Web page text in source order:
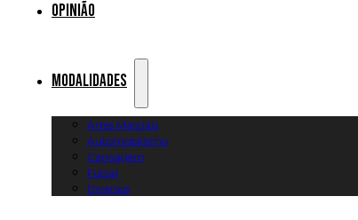
Opinião
Modalidades
Artes Marciais
Automobilismo
Canoagem
Futsal
Diversos